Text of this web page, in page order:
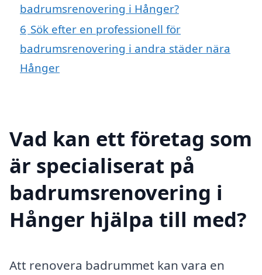
badrumsrenovering i Hånger?
6 Sök efter en professionell för
badrumsrenovering i andra städer nära
Hånger
Vad kan ett företag som
är specialiserat på
badrumsrenovering i
Hånger hjälpa till med?
Att renovera badrummet kan vara en